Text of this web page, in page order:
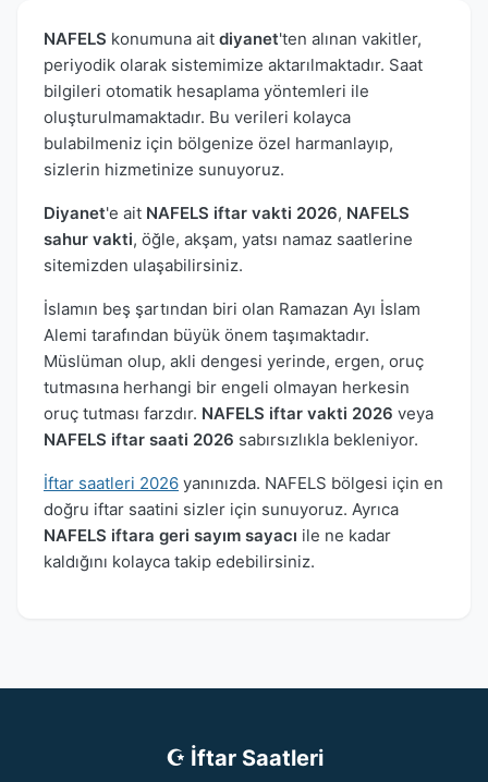
NAFELS konumuna ait diyanet'ten alınan vakitler,
periyodik olarak sistemimize aktarılmaktadır. Saat
bilgileri otomatik hesaplama yöntemleri ile
oluşturulmamaktadır. Bu verileri kolayca
bulabilmeniz için bölgenize özel harmanlayıp,
sizlerin hizmetinize sunuyoruz.
Diyanet'e ait NAFELS iftar vakti 2026, NAFELS
sahur vakti, öğle, akşam, yatsı namaz saatlerine
sitemizden ulaşabilirsiniz.
İslamın beş şartından biri olan Ramazan Ayı İslam
Alemi tarafından büyük önem taşımaktadır.
Müslüman olup, akli dengesi yerinde, ergen, oruç
tutmasına herhangi bir engeli olmayan herkesin
oruç tutması farzdır. NAFELS iftar vakti 2026 veya
NAFELS iftar saati 2026 sabırsızlıkla bekleniyor.
İftar saatleri 2026 yanınızda. NAFELS bölgesi için en
doğru iftar saatini sizler için sunuyoruz. Ayrıca
NAFELS iftara geri sayım sayacı ile ne kadar
kaldığını kolayca takip edebilirsiniz.
☪ İftar Saatleri